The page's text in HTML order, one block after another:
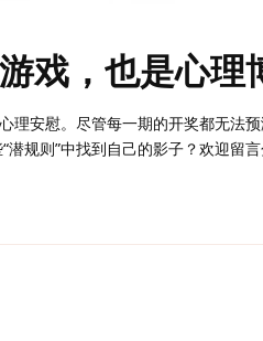
戏，也是心理
理安慰。尽管每一期的开奖都无法
规则”中找到自己的影子？欢迎留